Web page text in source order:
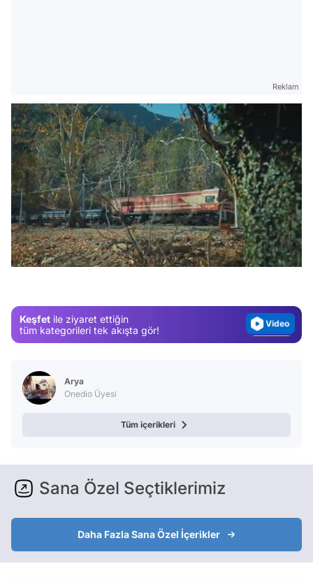
Reklam
/
Keşfet ile ziyaret ettiğin
tüm kategorileri tek akışta gör!
Video
Test
Gündem
Test
Arya
Onedio Üyesi
Tüm içerikleri
Sana Özel Seçtiklerimiz
Daha Fazla Sana Özel İçerikler